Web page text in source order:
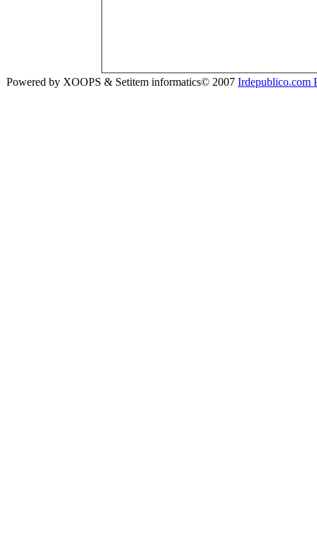
Powered by XOOPS & Setitem informatics© 2007 Irdepublico.com